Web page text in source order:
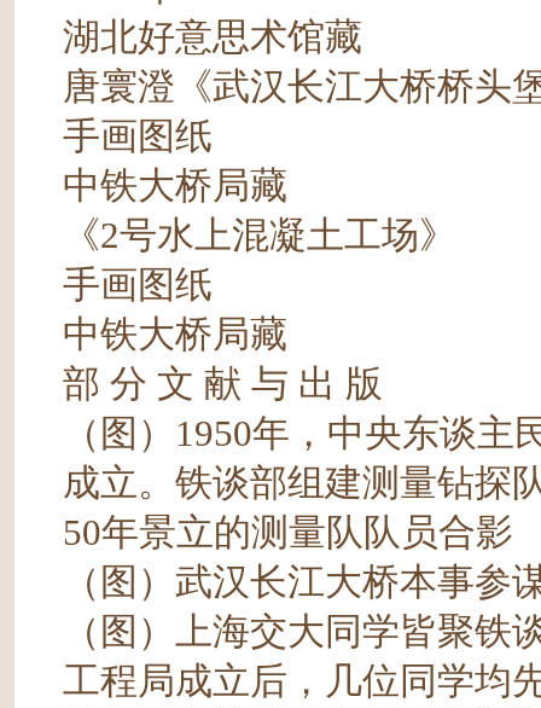
湖北好意思术馆藏
唐寰澄《武汉长江大桥桥头
手画图纸
中铁大桥局藏
《2号水上混凝土工场》
手画图纸
中铁大桥局藏
部 分 文 献 与 出 版
（图）1950年，中央东谈
成立。铁谈部组建测量钻探
50年景立的测量队队员合影
（图）武汉长江大桥本事参
（图）上海交大同学皆聚
工程局成立后，几位同学均